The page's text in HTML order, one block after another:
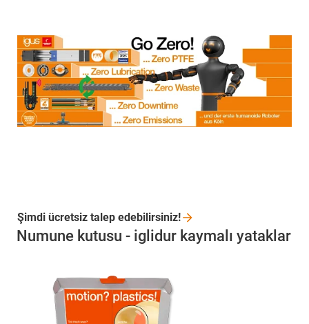
Numune kutusu - iglidur kaymalı yataklar
Şimdi ücretsiz talep edebilirsiniz!